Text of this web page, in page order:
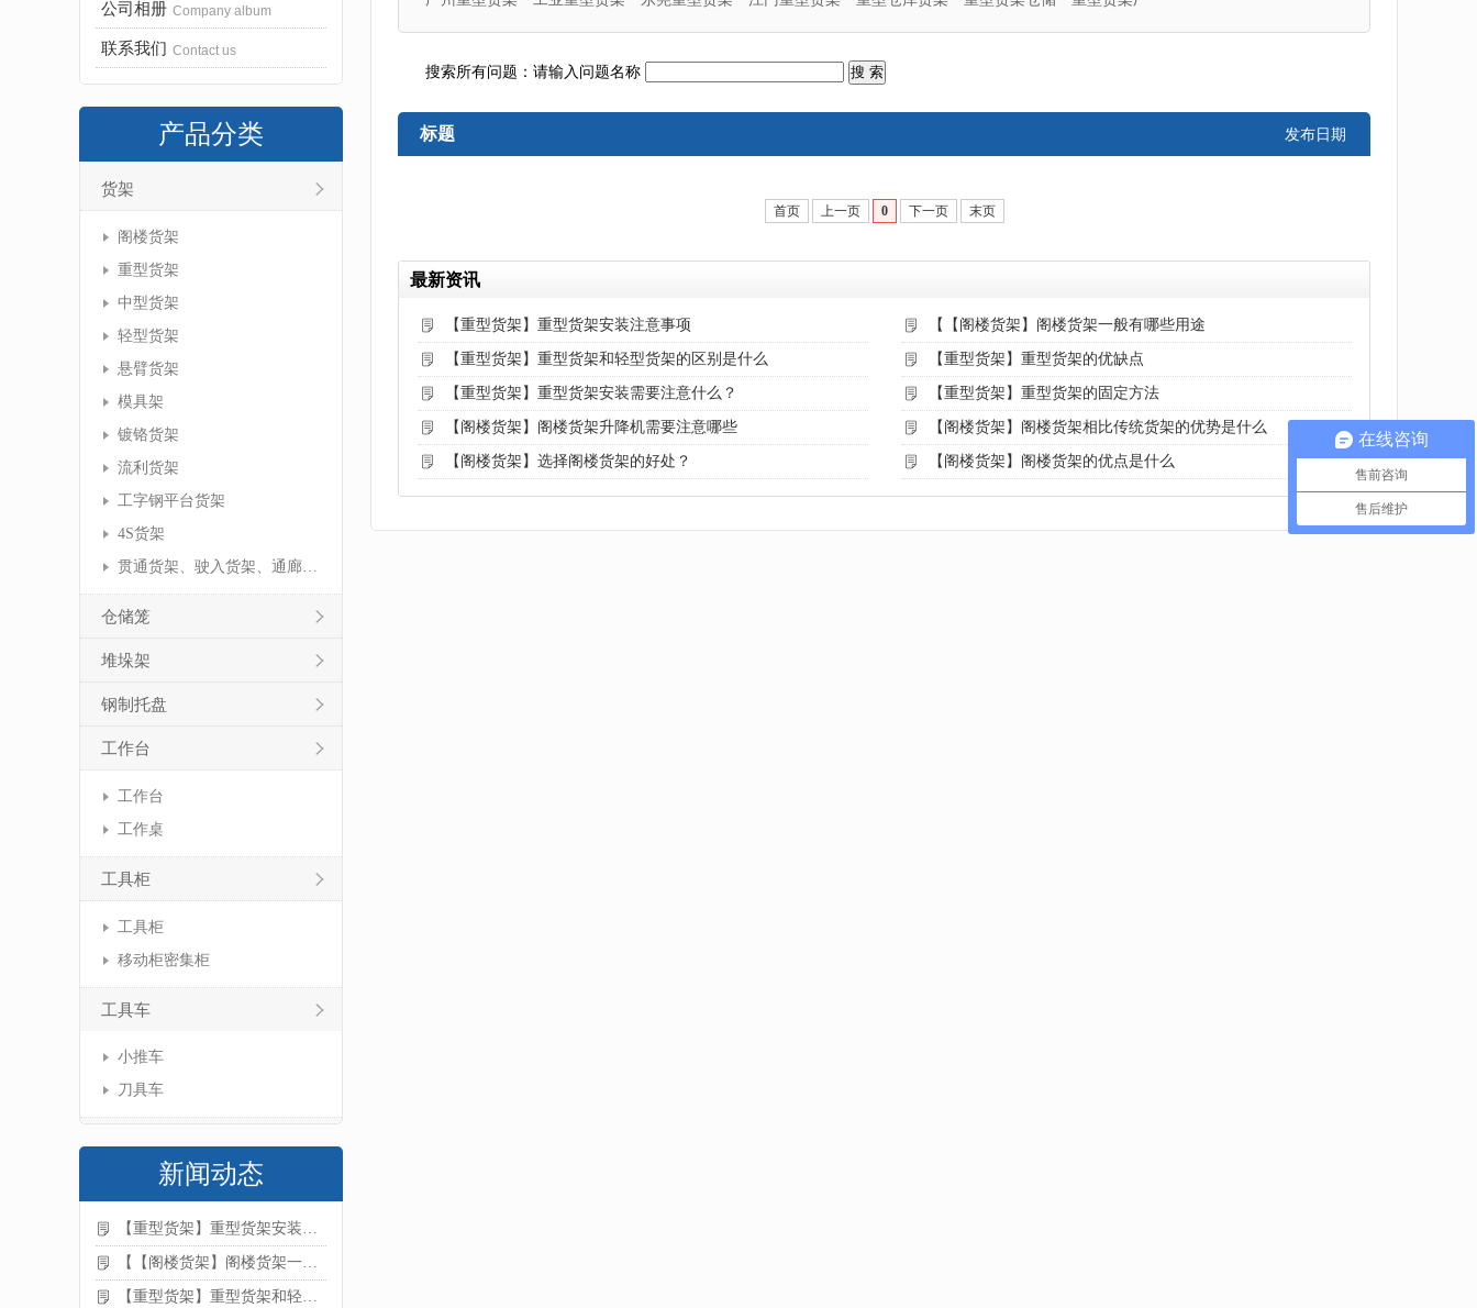
公司相册 Company album
联系我们 Contact us
产品分类
货架
阁楼货架
重型货架
中型货架
轻型货架
悬臂货架
模具架
镀铬货架
流利货架
工字钢平台货架
4S货架
贯通货架、驶入货架、通廊货架
仓储笼
堆垛架
钢制托盘
工作台
工作台
工作桌
工具柜
工具柜
移动柜密集柜
工具车
小推车
刀具车
新闻动态
【重型货架】重型货架安装注意事项
【【阁楼货架】阁楼货架一般有哪些用途
【重型货架】重型货架和轻型货架的区别是什么
搜索所有问题：请输入问题名称
标题 发布日期
首页 上一页 0 下一页 末页
最新资讯
【重型货架】重型货架安装注意事项 【【阁楼货架】阁楼货架一般有哪些用途
【重型货架】重型货架和轻型货架的区别是什么 【重型货架】重型货架的优缺点
【重型货架】重型货架安装需要注意什么？ 【重型货架】重型货架的固定方法
【阁楼货架】阁楼货架升降机需要注意哪些 【阁楼货架】阁楼货架相比传统货架的优势是什么
【阁楼货架】选择阁楼货架的好处？ 【阁楼货架】阁楼货架的优点是什么
在线咨询
售前咨询
售后维护